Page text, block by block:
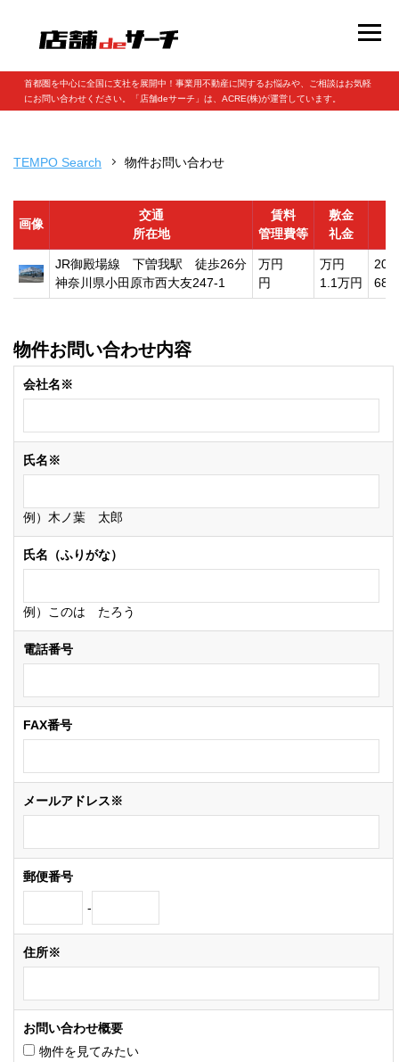
首都圏を中心に全国に支社を展開中！事業用不動産に関するお悩みや、ご相談はお気軽
にお問い合わせください。「店舗deサーチ」は、ACRE(株)が運営しています。
TEMPO Search 物件お問い合わせ
画像
交通
所在地
賃料
管理費等
敷金
礼金
JR御殿場線 下曽我駅 徒歩26分
神奈川県小田原市西大友247-1
万円
円
万円
1.1万円
物件お問い合わせ内容
会社名※
氏名※
例）木ノ葉 太郎
氏名（ふりがな）
例）このは たろう
電話番号
FAX番号
メールアドレス※
郵便番号
-
住所※
お問い合わせ概要
物件を見てみたい